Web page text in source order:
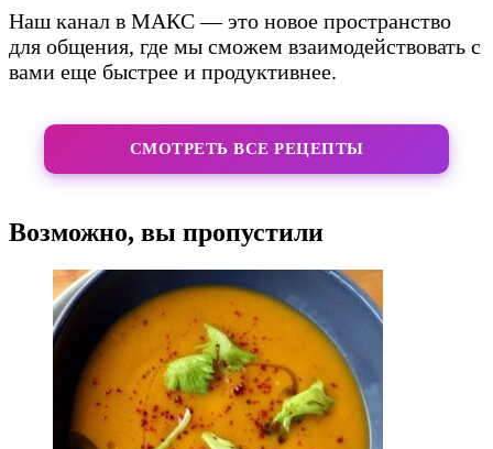
Наш канал в МАКС — это новое пространство
для общения, где мы сможем взаимодействовать с
вами еще быстрее и продуктивнее.
СМОТРЕТЬ ВСЕ РЕЦЕПТЫ
Возможно, вы пропустили